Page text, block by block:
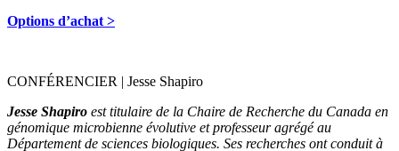
Options d’achat >
CONFÉRENCIER | Jesse Shapiro
Jesse Shapiro est titulaire de la Chaire de Recherche du Canada en
génomique microbienne évolutive et professeur agrégé au
Département de sciences biologiques. Ses recherches ont conduit à